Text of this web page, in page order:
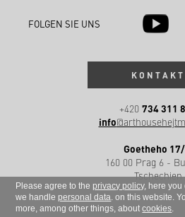
Please agree to theprivacy policy, here you
we handlepersonal data. on this website.
more, among other things, aboutcookies.
FOLGEN SIE UNS
KONTAKT
+420 734 311
info
Goetheho
160 00 Prag 6 -
Tschechien